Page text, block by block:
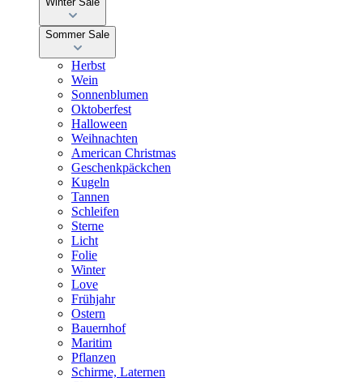
Sommer Sale
Herbst
Wein
Sonnenblumen
Oktoberfest
Halloween
Weihnachten
American Christmas
Geschenkpäckchen
Kugeln
Tannen
Schleifen
Sterne
Licht
Folie
Winter
Love
Frühjahr
Ostern
Bauernhof
Maritim
Pflanzen
Schirme, Laternen